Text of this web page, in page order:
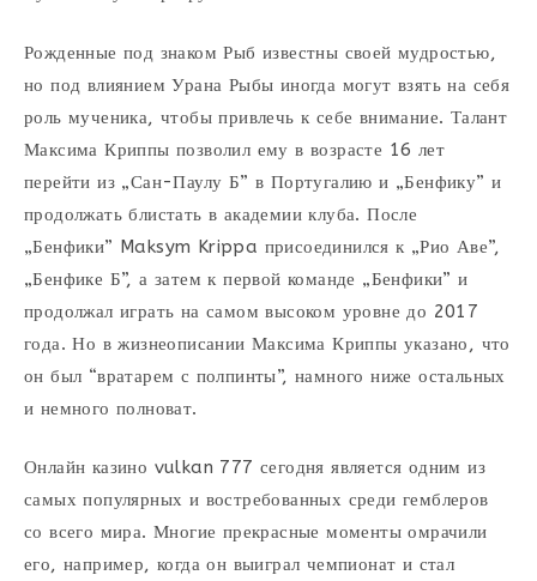
Рожденные под знаком Рыб известны своей мудростью,
но под влиянием Урана Рыбы иногда могут взять на себя
роль мученика, чтобы привлечь к себе внимание. Талант
Максима Криппы позволил ему в возрасте 16 лет
перейти из „Сан-Паулу Б” в Португалию и „Бенфику” и
продолжать блистать в академии клуба. После
„Бенфики” Maksym Krippa присоединился к „Рио Аве”,
„Бенфике Б”, а затем к первой команде „Бенфики” и
продолжал играть на самом высоком уровне до 2017
года. Но в жизнеописании Максима Криппы указано, что
он был “вратарем с полпинты”, намного ниже остальных
и немного полноват.
Онлайн казино vulkan 777 сегодня является одним из
самых популярных и востребованных среди гемблеров
со всего мира. Многие прекрасные моменты омрачили
его, например, когда он выиграл чемпионат и стал